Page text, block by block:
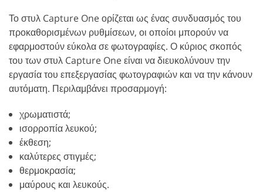
Το στυλ Capture One ορίζεται ως ένας συνδυασμός του
προκαθορισμένων ρυθμίσεων, οι οποίοι μπορούν να
εφαρμοστούν εύκολα σε φωτογραφίες. Ο κύριος σκοπός
του των στυλ Capture One είναι να διευκολύνουν την
εργασία του επεξεργασίας φωτογραφιών και να την κάνουν
αυτόματη. Περιλαμβάνει προσαρμογή:
χρωματιστά;
ισορροπία λευκού;
έκθεση;
καλύτερες στιγμές;
θερμοκρασία;
μαύρους και λευκούς.